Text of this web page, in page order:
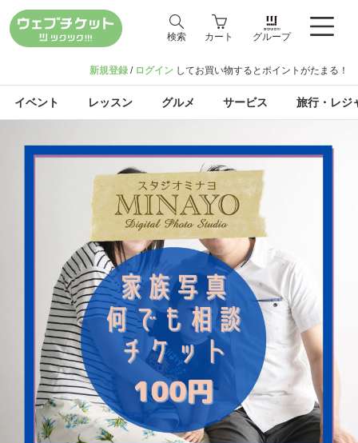
検索 カート グループ
新規登録 / ログイン してお買い物するとポイントがたまる！
イベント レッスン グルメ サービス 旅行・レジ